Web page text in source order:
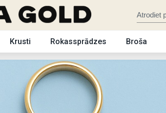
Krusti Rokassprādzes Broša